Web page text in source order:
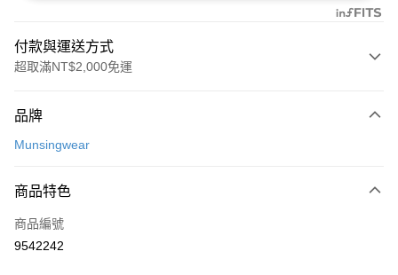
付款與運送方式
超取滿NT$2,000免運
信用卡一次付款
LINE Pay
Apple Pay
品牌
Munsingwear
商品特色
商品編號
9542242